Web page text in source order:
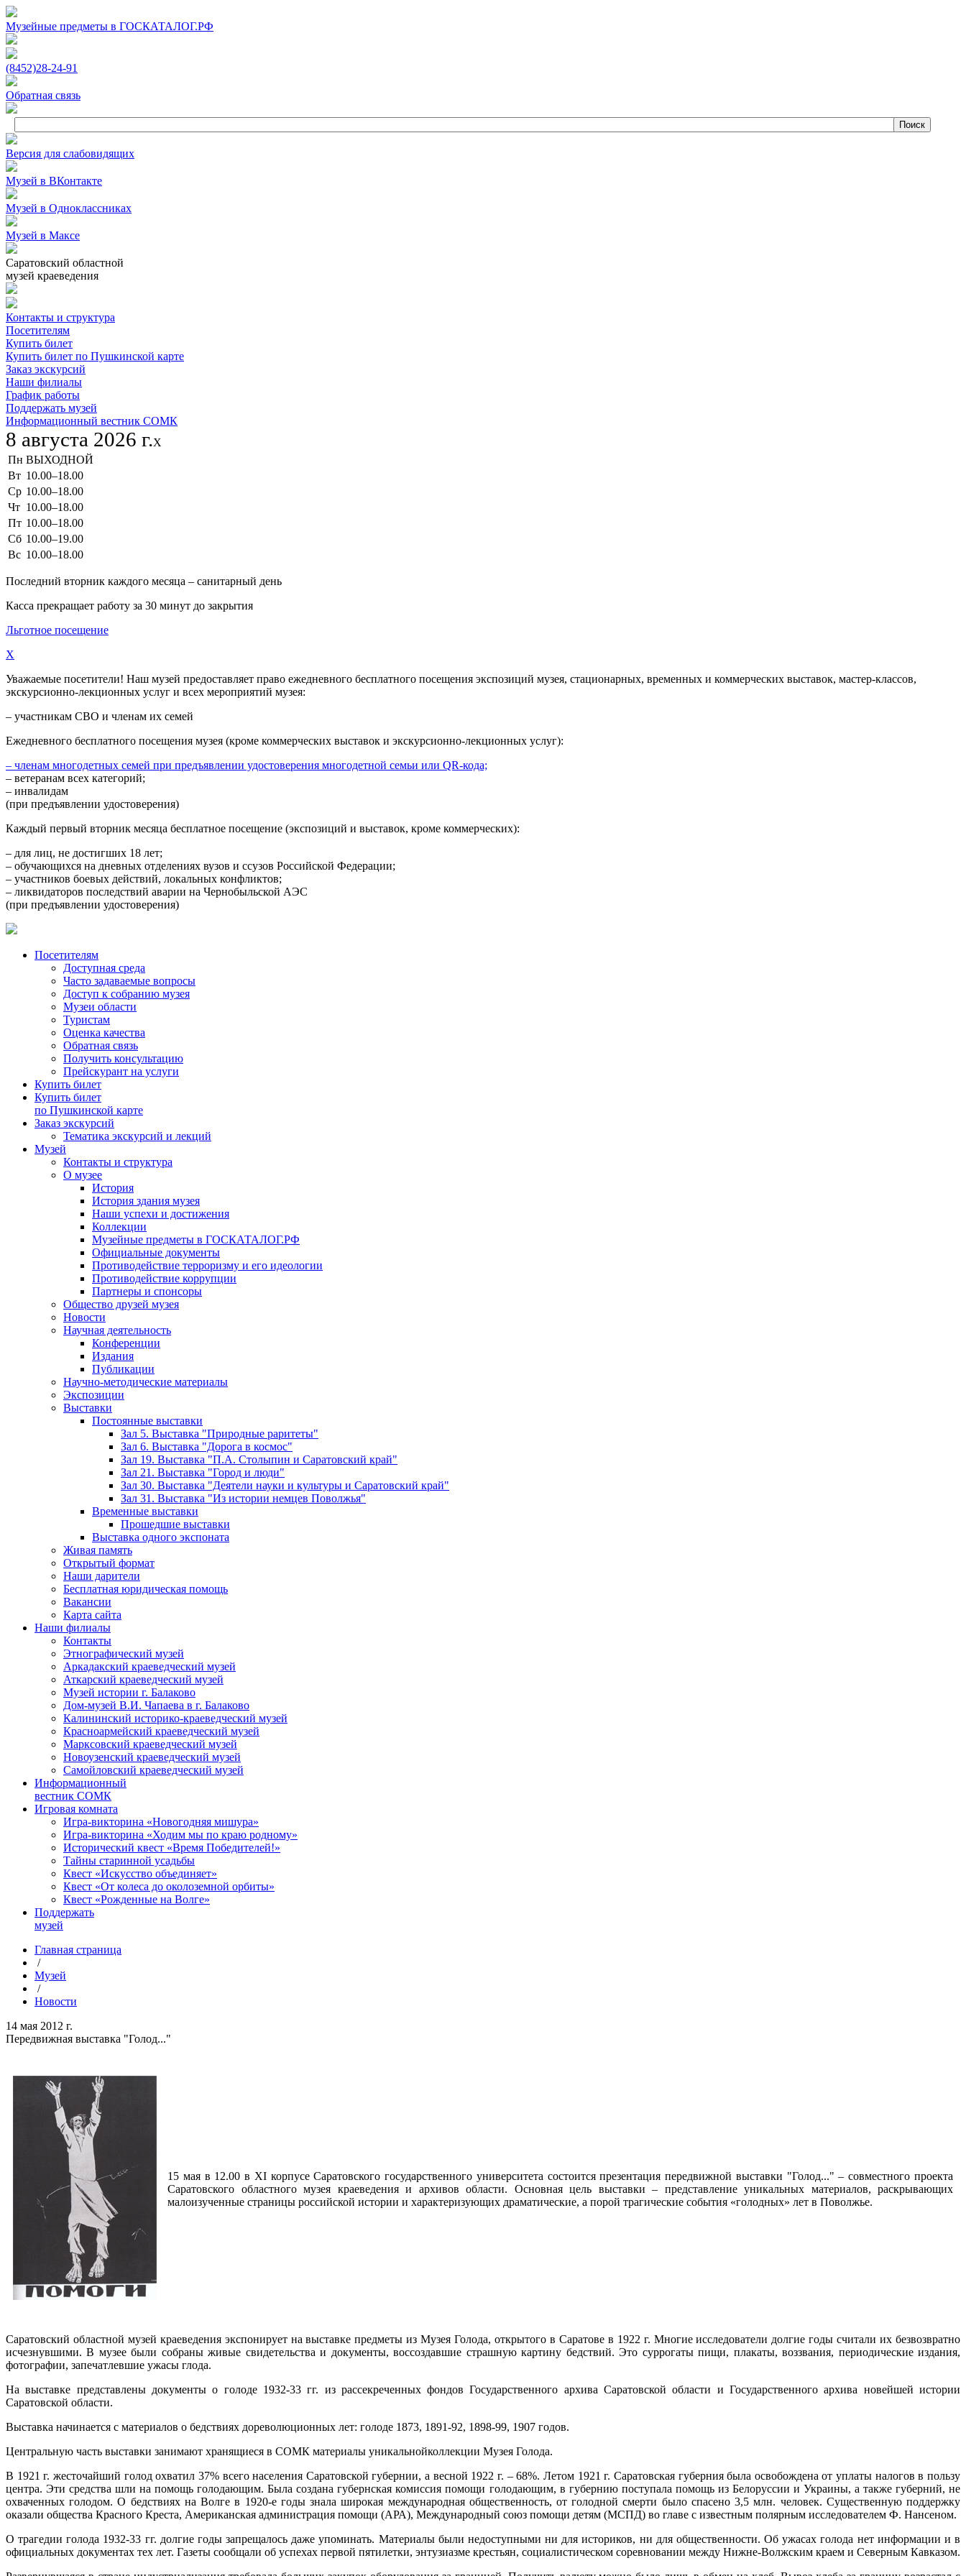
Музейные предметы в ГОСКАТАЛОГ.РФ
(8452)28‑24‑91
Обратная связь
Версия для слабовидящих
Музей в ВКонтакте
Музей в Одноклассниках
Музей в Максе
Саратовский областной
музей краеведения
Контакты и структура
Посетителям
Купить билет
Купить билет по Пушкинской карте
Заказ экскурсий
Наши филиалы
График работы
Поддержать музей
Информационный вестник СОМК
8 августа 2026 г.X
Пн ВЫХОДНОЙ
Вт 10.00–18.00
Ср 10.00–18.00
Чт 10.00–18.00
Пт 10.00–18.00
Сб 10.00–19.00
Вс 10.00–18.00
Последний вторник каждого месяца – санитарный день
Касса прекращает работу за 30 минут до закрытия
Льготное посещение
X
Уважаемые посетители! Наш музей предоставляет право ежедневного бесплатного посещения экспозиций музея, стационарных, временных и коммерческих выставок, мастер-классов,
экскурсионно-лекционных услуг и всех мероприятий музея:
– участникам СВО и членам их семей
Ежедневного бесплатного посещения музея (кроме коммерческих выставок и экскурсионно-лекционных услуг):
– членам многодетных семей при предъявлении удостоверения многодетной семьи или QR-кода;
– ветеранам всех категорий;
– инвалидам
(при предъявлении удостоверения)
Каждый первый вторник месяца бесплатное посещение (экспозиций и выставок, кроме коммерческих):
– для лиц, не достигших 18 лет;
– обучающихся на дневных отделениях вузов и ссузов Российской Федерации;
– участников боевых действий, локальных конфликтов;
– ликвидаторов последствий аварии на Чернобыльской АЭС
(при предъявлении удостоверения)
Посетителям
Доступная среда
Часто задаваемые вопросы
Доступ к собранию музея
Музеи области
Туристам
Оценка качества
Обратная связь
Получить консультацию
Прейскурант на услуги
Купить билет
Купить билет
по Пушкинской карте
Заказ экскурсий
Тематика экскурсий и лекций
Музей
Контакты и структура
О музее
История
История здания музея
Наши успехи и достижения
Коллекции
Музейные предметы в ГОСКАТАЛОГ.РФ
Официальные документы
Противодействие терроризму и его идеологии
Противодействие коррупции
Партнеры и спонсоры
Общество друзей музея
Новости
Научная деятельность
Конференции
Издания
Публикации
Научно-методические материалы
Экспозиции
Выставки
Постоянные выставки
Зал 5. Выставка "Природные раритеты"
Зал 6. Выставка "Дорога в космос"
Зал 19. Выставка "П.А. Столыпин и Саратовский край"
Зал 21. Выставка "Город и люди"
Зал 30. Выставка "Деятели науки и культуры и Саратовский край"
Зал 31. Выставка "Из истории немцев Поволжья"
Временные выставки
Прошедшие выставки
Выставка одного экспоната
Живая память
Открытый формат
Наши дарители
Бесплатная юридическая помощь
Вакансии
Карта сайта
Наши филиалы
Контакты
Этнографический музей
Аркадакский краеведческий музей
Аткарский краеведческий музей
Музей истории г. Балаково
Дом-музей В.И. Чапаева в г. Балаково
Калининский историко-краеведческий музей
Красноармейский краеведческий музей
Марксовский краеведческий музей
Новоузенский краеведческий музей
Самойловский краеведческий музей
Информационный
вестник СОМК
Игровая комната
Игра-викторина «Новогодняя мишура»
Игра-викторина «Ходим мы по краю родному»
Исторический квест «Время Победителей!»
Тайны старинной усадьбы
Квест «Искусство объединяет»
Квест «От колеса до околоземной орбиты»
Квест «Рожденные на Волге»
Поддержать
музей
Главная страница
/
Музей
/
Новости
14 мая 2012 г.
Передвижная выставка "Голод..."
15 мая в 12.00 в XI корпусе Саратовского государственного университета состоится презентация передвижной выставки "Голод..." – совместного проекта
Саратовского областного музея краеведения и архивов области. Основная цель выставки – представление уникальных материалов, раскрывающих
малоизученные страницы российской истории и характеризующих драматические, а порой трагические события «голодных» лет в Поволжье.
Саратовский областной музей краеведения экспонирует на выставке предметы из Музея Голода, открытого в Саратове в 1922 г. Многие исследователи долгие годы считали их безвозвратно
исчезнувшими. В музее были собраны живые свидетельства и документы, воссоздавшие страшную картину бедствий. Это суррогаты пищи, плакаты, воззвания, периодические издания,
фотографии, запечатлевшие ужасы глода.
На выставке представлены документы о голоде 1932-33 гг. из рассекреченных фондов Государственного архива Саратовской области и Государственного архива новейшей истории
Саратовской области.
Выставка начинается с материалов о бедствиях дореволюционных лет: голоде 1873, 1891-92, 1898-99, 1907 годов.
Центральную часть выставки занимают хранящиеся в СОМК материалы уникальнойколлекции Музея Голода.
В 1921 г. жесточайший голод охватил 37% всего населения Саратовской губернии, а весной 1922 г. – 68%. Летом 1921 г. Саратовская губерния была освобождена от уплаты налогов в пользу
центра. Эти средства шли на помощь голодающим. Была создана губернская комиссия помощи голодающим, в губернию поступала помощь из Белоруссии и Украины, а также губерний, не
охваченных голодом. О бедствиях на Волге в 1920-е годы знала широкая международная общественность, от голодной смерти было спасено 3,5 млн. человек. Существенную поддержку
оказали общества Красного Креста, Американская администрация помощи (АРА), Международный союз помощи детям (МСПД) во главе с известным полярным исследователем Ф. Нансеном.
О трагедии голода 1932-33 гг. долгие годы запрещалось даже упоминать. Материалы были недоступными ни для историков, ни для общественности. Об ужасах голода нет информации и в
официальных документах тех лет. Газеты сообщали об успехах первой пятилетки, энтузиазме крестьян, социалистическом соревновании между Нижне-Волжским краем и Северным Кавказом.